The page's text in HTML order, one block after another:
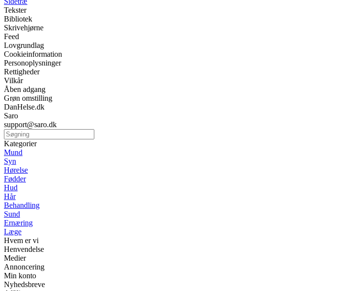
Tekster
Bibliotek
Skrivehjørne
Feed
Lovgrundlag
Cookieinformation
Personoplysninger
Rettigheder
Vilkår
Åben adgang
Grøn omstilling
DanHelse.dk
Saro
support@saro.dk
Kategorier
Mund
Syn
Hørelse
Fødder
Hud
Hår
Behandling
Sund
Ernæring
Læge
Hvem er vi
Henvendelse
Medier
Annoncering
Min konto
Nyhedsbreve